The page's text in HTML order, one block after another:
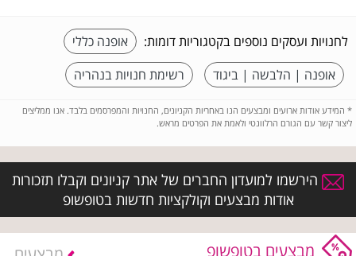
לחנויות ועסקים נוספים בקטגוריות דומות:
אופנה כללי
אופנה | הלבשה | ביגוד
רשימת חנויות בנהריה
* המידע אודות ארועים ומבצעים הנו באחריות הקניונים, החנויות והמפרסמים בלבד. אנו ממליצים
ליצור קשר עם הגורם הרלוונטי ולאמת את הפרטים מראש.
הירשמו למועדון החברים של אתר קניונים וקבלו תזכורות
אודות מבצעים וקולקציות חדשות בטופשופ
מבצעים בטופשופ